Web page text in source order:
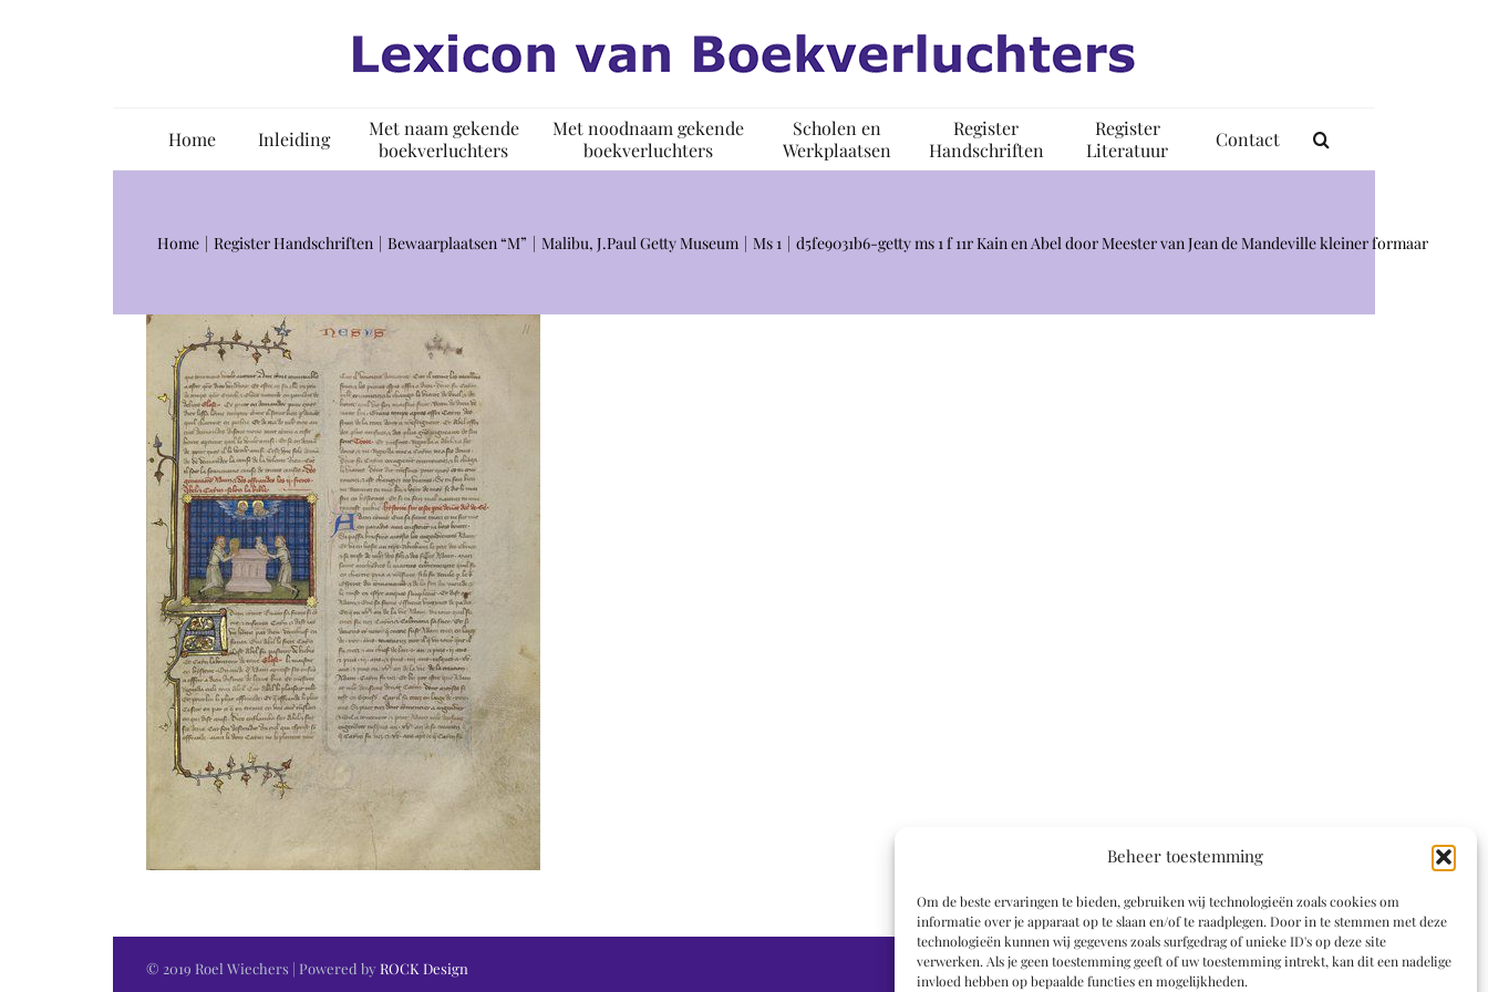
Beheer toestemming
Om de beste ervaringen te bieden, gebruiken wij technologieën zoals cookies om
informatie over je apparaat op te slaan en/of te raadplegen. Door in te stemmen met deze
technologieën kunnen wij gegevens zoals surfgedrag of unieke ID's op deze site
verwerken. Als je geen toestemming geeft of uw toestemming intrekt, kan dit een nadelige
invloed hebben op bepaalde functies en mogelijkheden.
Home Inleiding
Met naam gekende
boekverluchters
Met noodnaam gekende
boekverluchters
Scholen en
Werkplaatsen
Register
Handschriften
Register
Literatuur
Contact
Home Register Handschriften Bewaarplaatsen “M” Malibu, J.Paul Getty Museum Ms 1 d5fe9031b6-getty ms 1 f 11r Kain en Abel door Meester van Jean de Mandeville kleiner formaar
© 2019 Roel Wiechers | Powered by ROCK Design